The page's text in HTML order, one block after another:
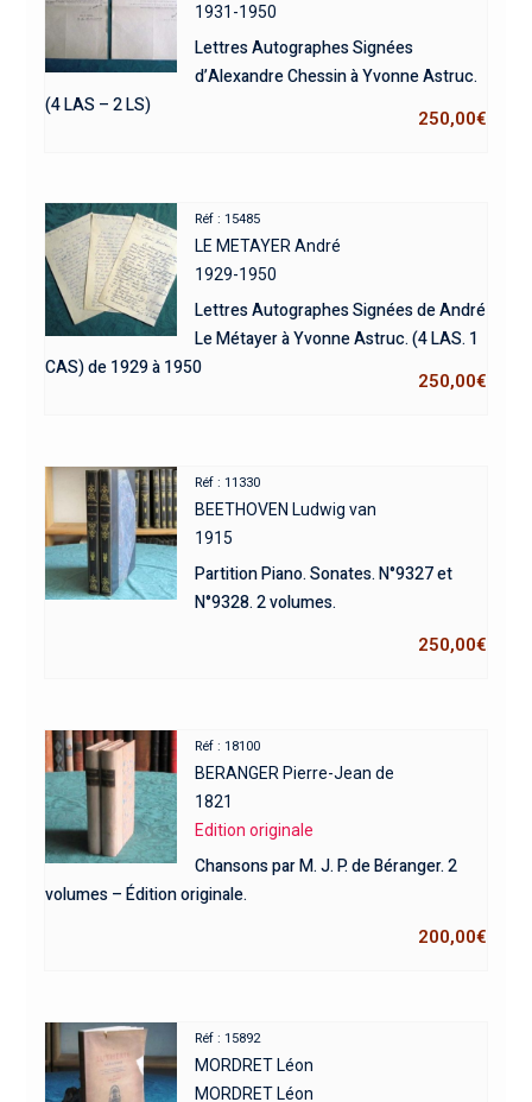
1931-1950
Lettres Autographes Signées
d’Alexandre Chessin à Yvonne Astruc.
(4 LAS – 2 LS)
250,00€
Réf : 15485
LE METAYER André
1929-1950
Lettres Autographes Signées de André
Le Métayer à Yvonne Astruc. (4 LAS. 1
CAS) de 1929 à 1950
250,00€
Réf : 11330
BEETHOVEN Ludwig van
1915
Partition Piano. Sonates. N°9327 et
N°9328. 2 volumes.
250,00€
Réf : 18100
BERANGER Pierre-Jean de
1821
Edition originale
Chansons par M. J. P. de Béranger. 2
volumes – Édition originale.
200,00€
Réf : 15892
MORDRET Léon
MORDRET Léon